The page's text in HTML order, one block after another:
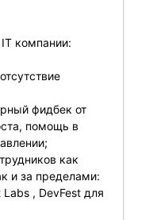
компании:
фидбек от
помощь в
как
и за пределами:
, DevFest для